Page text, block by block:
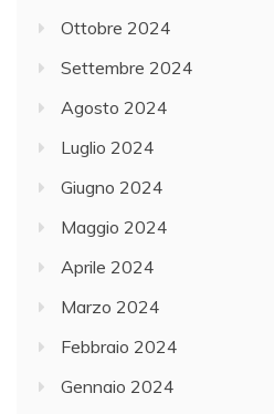
Ottobre 2024
Settembre 2024
Agosto 2024
Luglio 2024
Giugno 2024
Maggio 2024
Aprile 2024
Marzo 2024
Febbraio 2024
Gennaio 2024